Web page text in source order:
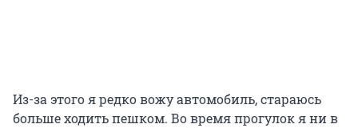
Из-за этого я редко вожу автомобиль, стараюсь
больше ходить пешком. Во время прогулок я ни в